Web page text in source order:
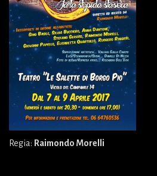
Regia: Raimondo Morelli